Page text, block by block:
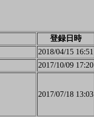
登録日時
2018/04/15 16:51
2017/10/09 17:20
2017/07/18 13:03